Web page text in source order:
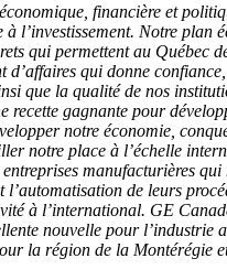
financière et
l’investissement. Notre plan
qui permettent au Québec
d’affaires qui donne
que la qualité de nos
recette gagnante pour
notre économie,
notre place à l’échelle
manufacturières qui
l’automatisation de leurs
à l’international. GE
nouvelle pour l’industrie
la région de la Montérégie